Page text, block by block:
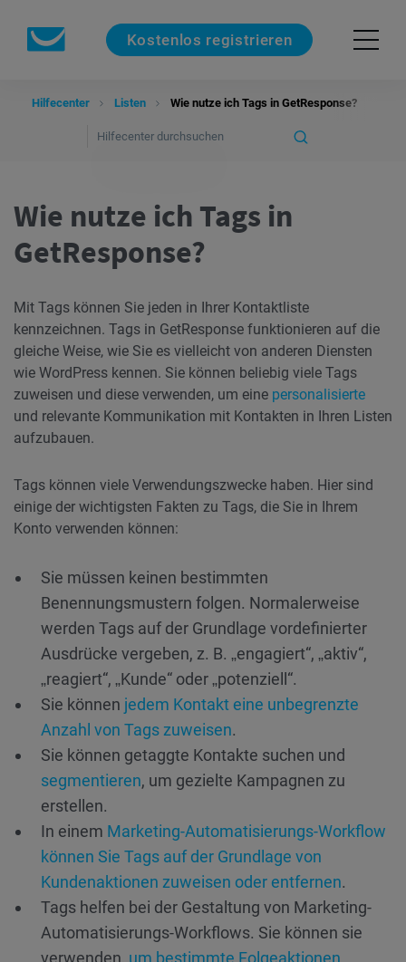
Kostenlos registrieren
Hilfecenter Listen Wie nutze ich Tags in GetResponse?
Wie nutze ich Tags in
GetResponse?
Mit Tags können Sie jeden in Ihrer Kontaktliste
kennzeichnen. Tags in GetResponse funktionieren auf die
gleiche Weise, wie Sie es vielleicht von anderen Diensten
wie WordPress kennen. Sie können beliebig viele Tags
zuweisen und diese verwenden, um eine personalisierte
und relevante Kommunikation mit Kontakten in Ihren Listen
aufzubauen.
Tags können viele Verwendungszwecke haben. Hier sind
einige der wichtigsten Fakten zu Tags, die Sie in Ihrem
Konto verwenden können:
Sie müssen keinen bestimmten
Benennungsmustern folgen. Normalerweise
werden Tags auf der Grundlage vordefinierter
Ausdrücke vergeben, z. B. „engagiert“, „aktiv“,
„reagiert“, „Kunde“ oder „potenziell“.
Sie können jedem Kontakt eine unbegrenzte
Anzahl von Tags zuweisen.
Sie können getaggte Kontakte suchen und
segmentieren, um gezielte Kampagnen zu
erstellen.
In einem Marketing-Automatisierungs-Workflow
können Sie Tags auf der Grundlage von
Kundenaktionen zuweisen oder entfernen.
Tags helfen bei der Gestaltung von Marketing-
Automatisierungs-Workflows. Sie können sie
verwenden, um bestimmte Folgeaktionen